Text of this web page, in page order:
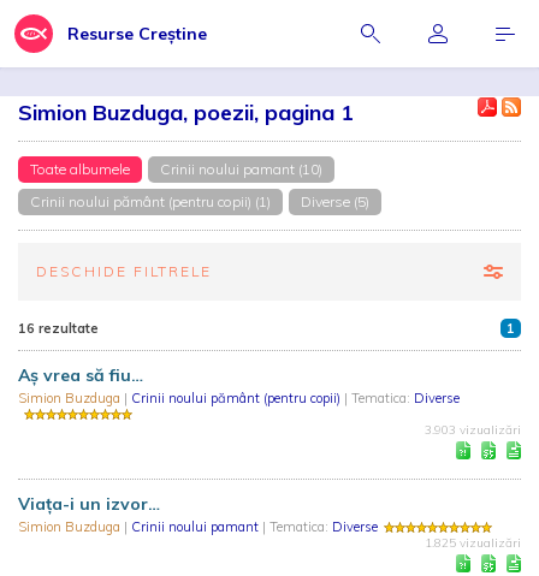
Resurse Creștine
Simion Buzduga, poezii, pagina 1
Toate albumele
Crinii noului pamant (10)
Crinii noului pământ (pentru copii) (1)
Diverse (5)
DESCHIDE FILTRELE
16 rezultate 1
Aş vrea să fiu…
Simion Buzduga | Crinii noului pământ (pentru copii) | Tematica: Diverse
3.903 vizualizări
Viaţa-i un izvor…
Simion Buzduga | Crinii noului pamant | Tematica: Diverse
1.825 vizualizări